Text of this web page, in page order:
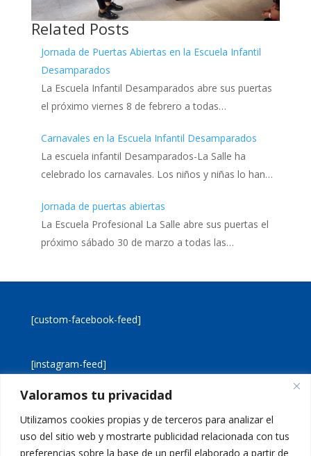
Valoramos tu privacidad
Utilizamos cookies propias y de terceros para analizar el
uso del sitio web y mostrarte publicidad relacionada con tus
preferencias sobre la base de un perfil elaborado a partir de
Related Posts
Jornada de Puertas Abiertas en la Escuela Infantil
Desamparados
La Escuela Infantil Desamparados abre sus puertas
el próximo viernes 8 de febrero a todas…
Carnavales en la Escuela Infantil Desamparados
La escuela infantil Desamparados-La Salle ha
celebrado los carnavales. Los niños y niñas lo han…
Jornada de puertas abiertas
La Escuela Profesional La Salle abre sus puertas el
próximo sábado 30 de marzo a todas las…
[custom-facebook-feed]
[instagram-feed]